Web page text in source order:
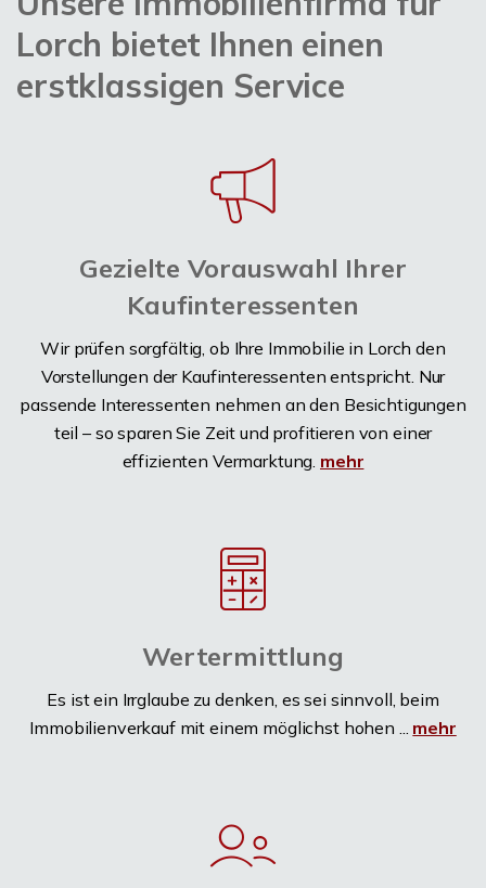
Lorch bietet Ihnen einen
erstklassigen Service
Gezielte Vorauswahl Ihrer
Kaufinteressenten
Wir prüfen sorgfältig, ob Ihre Immobilie in Lorch den
Vorstellungen der Kaufinteressenten entspricht. Nur
passende Interessenten nehmen an den Besichtigungen
teil – so sparen Sie Zeit und profitieren von einer
effizienten Vermarktung. mehr
Wertermittlung
Es ist ein Irrglaube zu denken, es sei sinnvoll, beim
Immobilienverkauf mit einem möglichst hohen ... mehr